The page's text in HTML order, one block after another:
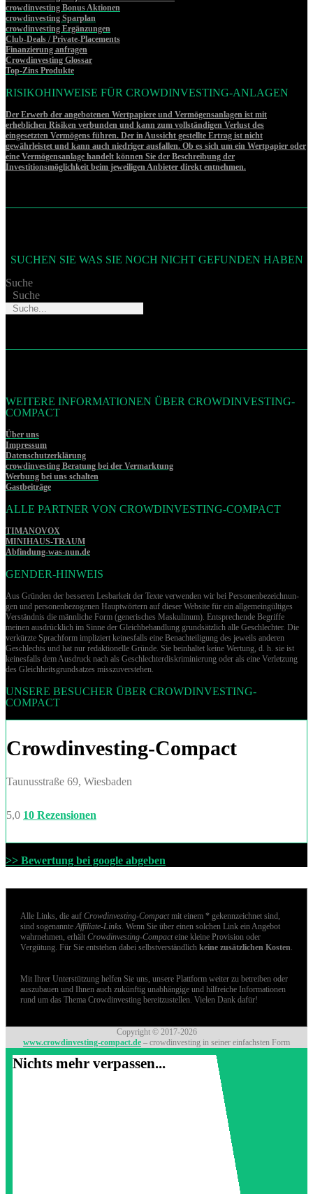
crowdinvesting Bonus Aktionen
crowdinvesting Sparplan
crowdinvesting Ergänzungen
Club-Deals / Private-Placements
Finanzierung anfragen
Crowdinvesting Glossar
Top-Zins Produkte
RISIKOHINWEISE FÜR CROWDINVESTING-ANLAGEN
Der Erwerb der angebotenen Wertpapiere und Vermögensanlagen ist mit
erheblichen Risiken verbunden und kann zum vollständigen Verlust des
eingesetzten Vermögens führen. Der in Aussicht gestellte Ertrag ist nicht
gewährleistet und kann auch niedriger ausfallen. Ob es sich um ein Wertpapier oder
eine Vermögensanlage handelt können Sie der Beschreibung der
Investitionsmöglichkeit beim jeweiligen Anbieter direkt entnehmen.
SUCHEN SIE WAS SIE NOCH NICHT GEFUNDEN HABEN
Suche
Suche
WEITERE INFORMATIONEN ÜBER CROWDINVESTING-
COMPACT
Über uns
Impressum
Datenschutzerklärung
crowdinvesting Beratung bei der Vermarktung
Werbung bei uns schalten
Gastbeiträge
ALLE PARTNER VON CROWDINVESTING-COMPACT
TIMANOVOX
MINIHAUS-TRAUM
Abfindung-was-nun.de
GENDER-HINWEIS
Aus Gründen der besseren Lesbarkeit der Texte verwenden wir bei Per­so­nen­be­zeich­nun­
gen und per­so­nen­be­zo­ge­nen Hauptwörtern auf dieser Website für ein allgemeingültiges
Verständnis die männliche Form (generisches Maskulinum). Entsprechende Begriffe
meinen ausdrücklich im Sinne der Gleichbehandlung grund­sätz­lich alle Geschlechter. Die
verkürzte Sprachform impliziert keinesfalls eine Benachteiligung des jeweils anderen
Geschlechts und hat nur redaktionelle Gründe. Sie beinhaltet keine Wertung, d. h. sie ist
keinesfalls dem Ausdruck nach als Geschlechterdiskriminierung oder als eine Verletzung
des Gleich­heits­grund­sat­zes misszuverstehen.
UNSERE BESUCHER ÜBER CROWDINVESTING-
COMPACT
Crowdinvesting-Compact
Taunusstraße 69, Wiesbaden
5,0 10 Rezensionen
>> Bewertung bei google abgeben
Alle Links, die auf Crowdinvesting-Compactmit einem * gekennzeichnet sind,
sind sogenannteAffiliate-Links. Wenn Sie über einen solchen Link ein Angebot
wahrnehmen, erhält Crowdinvesting-Compacteine kleine Provision oder
Vergütung. Für Sie entstehen dabei selbstverständlich keine zusätzlichen Kosten.
Mit Ihrer Unterstützung helfen Sie uns, unsere Plattform weiter zu betreiben oder
auszubauen und Ihnen auch zukünftig unabhängige und hilfreiche Informationen
rund um das Thema Crowdinvesting bereitzustellen. Vielen Dank dafür!
Copyright © 2017-2026
www.crowdinvesting-compact.de – crowdinvesting in seiner einfachsten Form
Nichts mehr verpassen...